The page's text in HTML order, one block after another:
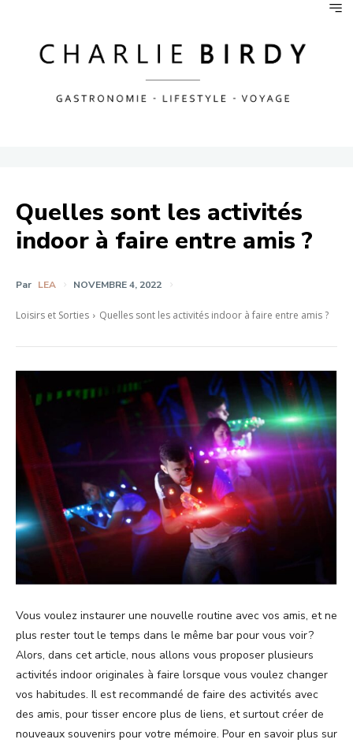
Quelles sont les activités
indoor à faire entre amis ?
Par LEA NOVEMBRE 4, 2022
Loisirs et Sorties Quelles sont les activités indoor à faire entre amis ?
Vous voulez instaurer une nouvelle routine avec vos amis, et ne
plus rester tout le temps dans le même bar pour vous voir ?
Alors, dans cet article, nous allons vous proposer plusieurs
activités indoor originales à faire lorsque vous voulez changer
vos habitudes. Il est recommandé de faire des activités avec
des amis, pour tisser encore plus de liens, et surtout créer de
nouveaux souvenirs pour votre mémoire. Pour en savoir plus sur